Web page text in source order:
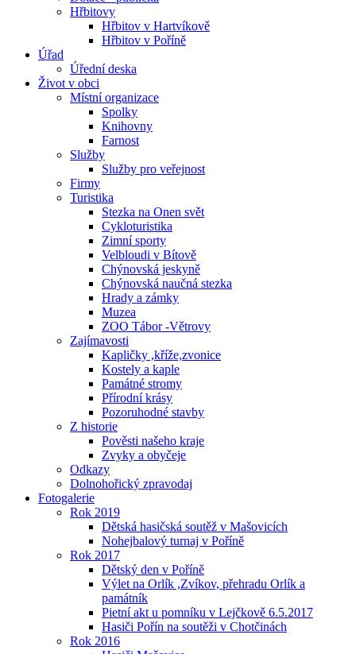
Hřbitovy
Hřbitov v Hartvíkově
Hřbitov v Poříně
Úřad
Úřední deska
Život v obci
Místní organizace
Spolky
Knihovny
Farnost
Služby
Služby pro veřejnost
Firmy
Turistika
Stezka na Onen svět
Cykloturistika
Zimní sporty
Velbloudi v Bítově
Chýnovská jeskyně
Chýnovská naučná stezka
Hrady a zámky
Muzea
ZOO Tábor -Větrovy
Zajímavosti
Kapličky ,kříže,zvonice
Kostely a kaple
Památné stromy
Přírodní krásy
Pozoruhodné stavby
Z historie
Pověsti našeho kraje
Zvyky a obyčeje
Odkazy
Dolnohořický zpravodaj
Fotogalerie
Rok 2019
Dětská hasičská soutěž v Mašovicích
Nohejbalový turnaj v Poříně
Rok 2017
Dětský den v Poříně
Výlet na Orlík ,Zvíkov, přehradu Orlík a
památník
Pietní akt u pomníku v Lejčkově 6.5.2017
Hasiči Pořín na soutěži v Chotčinách
Rok 2016